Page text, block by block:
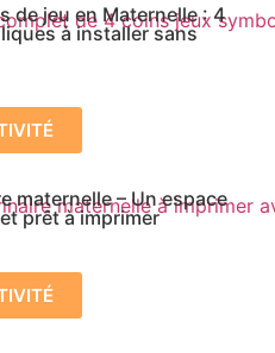
de jeu en Maternelle : 4
à installer sans
maternelle – Un espace
prêt à imprimer